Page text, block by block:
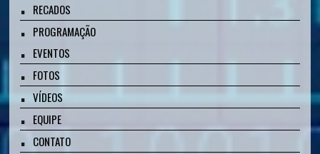
RECADOS
PROGRAMAÇÃO
EVENTOS
FOTOS
VÍDEOS
EQUIPE
CONTATO